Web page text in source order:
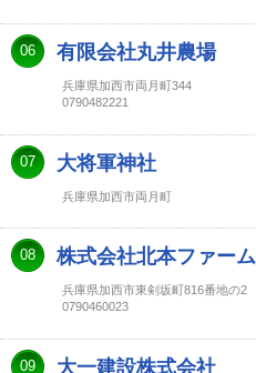
06 有限会社丸井農場
兵庫県加西市両月町344
0790482221
07 大将軍神社
兵庫県加西市両月町
08 株式会社北本ファーム
兵庫県加西市東剣坂町816番地の2
0790460023
09 大一建設株式会社